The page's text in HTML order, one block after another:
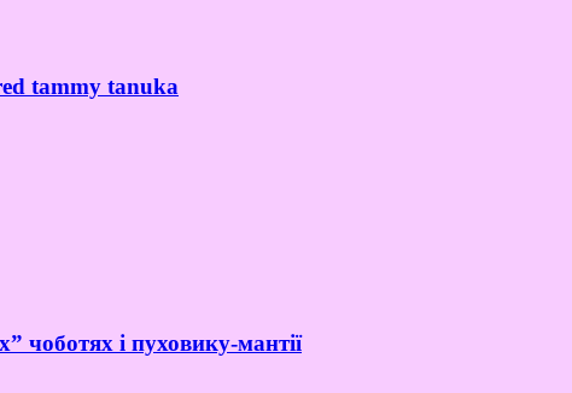
tammy tanuka
чоботях і пуховику-мантії